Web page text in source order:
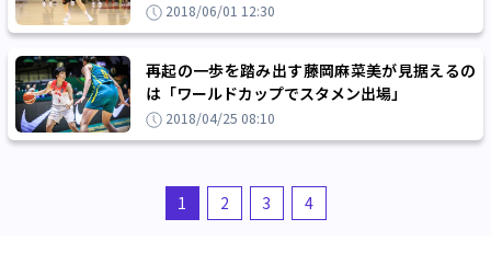
2018/06/01 12:30
再起の一歩を踏み出す藤岡麻菜美が見据えるの
は「ワールドカップでスタメン出場」
2018/04/25 08:10
1 2 3 4